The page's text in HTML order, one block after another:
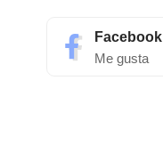
Facebook
Me gusta